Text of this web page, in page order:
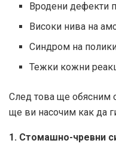
Вродени дефекти
Високи нива на
Синдром на
Тежки кожни
След това ще обясним
ще ви насочим как да
1. Стомашно-чревни